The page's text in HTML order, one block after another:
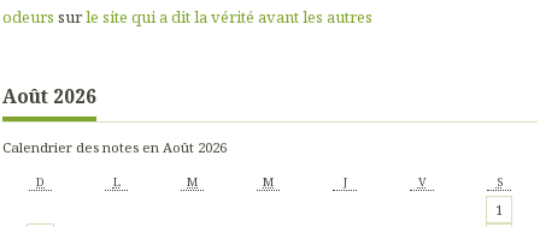
odeurs surle site qui a dit la vérité avant les autres
Août 2026
Calendrier des notes en Août 2026
D L M M J V S
1